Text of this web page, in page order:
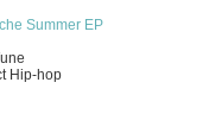
Summer EP
Hip-hop